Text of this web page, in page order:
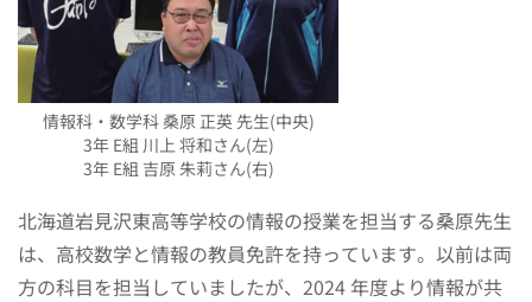
情報科・数学科 桑原 正英 先生(中央)
3年 E組 川上 将和さん(左)
3年 E組 吉原 朱莉さん(右)
北海道岩見沢東高等学校の情報の授業を担当する桑原先生
は、高校数学と情報の教員免許を持っています。以前は両
方の科目を担当していましたが、2024 年度より情報が共